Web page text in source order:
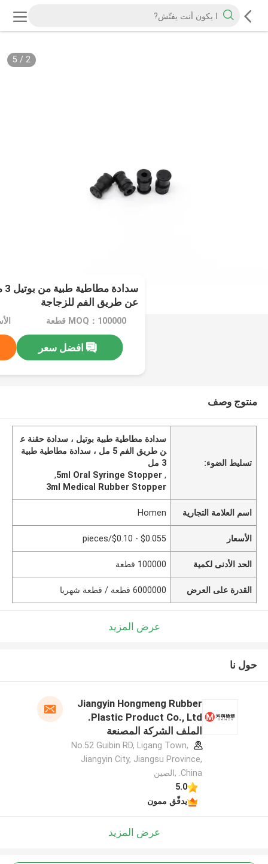
2
/
5
عن طريق الفم للزجاجة
MOQ：100000 قطعة
افضل سعر
منتوج وصف
تسليط الضوء:
سدادة مطاطية طبية بوتيل ، سدادة حقنة ع
ن طريق الفم 5 مل ، سدادة مطاطية طبية
3 مل
,
5ml Oral Syringe Stopper
,
3ml Medical Rubber Stopper
اسم العلامة التجارية Homen
الأسعار $0.055 - $0.10/pieces
الحد الأدنى لكمية 100000 قطعة
القدرة على العرض 6000000 قطعة / قطعة شهريا
عرض المزيد
حول نا
Jiangyin Hongmeng Rubber
Plastic Product Co., Ltd.
الملف الشركة المصنعة
No.52 Guibin RD, Ligang Town,
Jiangyin City, Jiangsu Province,
China. ,الصين
5.0
يدقّق ممون
عرض المزيد